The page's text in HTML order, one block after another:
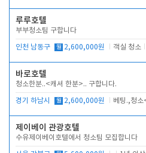
루루호텔
부부청소팀 구합니다
인천 남동구 월 2,600,000원 객실 청소
바로호텔
청소한분..<캐셔 한분>.. 구합니다.
경기 하남시 월 2,600,000원
제이베이 관광호텔
수유제이베이호텔에서 청소팀 모집합니다